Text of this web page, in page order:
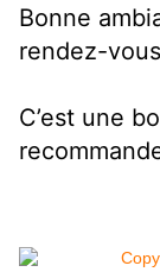
Bonne
rendez-
C’est une